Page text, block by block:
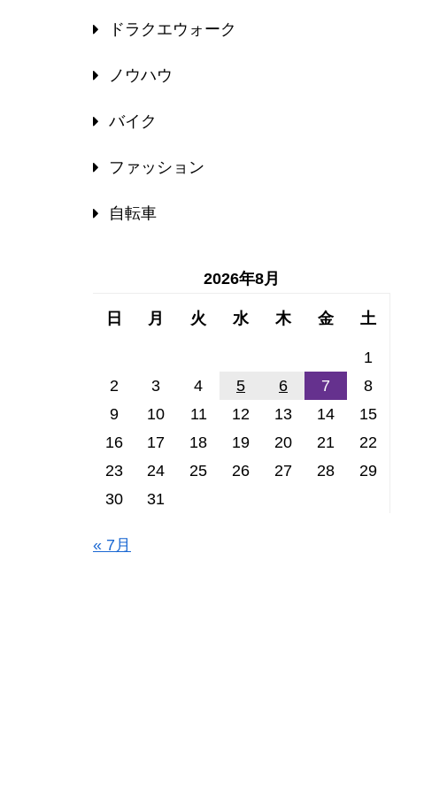
ドラクエウォーク
ノウハウ
バイク
ファッション
自転車
2026年8月
日 月 火 水 木 金 土
1
2
3 4 5 6 7
8
9
10 11 12 13 14
15
16
17 18 19 20 21
22
23
24 25 26 27 28
29
30
31
« 7月